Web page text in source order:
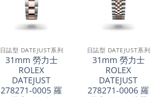
日誌型 DATEJUST系列
31mm 勞力士
ROLEX
DATEJUST
278271-0005 羅
日誌型 DATEJUST系列
31mm 勞力士
ROLEX
DATEJUST
278271-0006 羅